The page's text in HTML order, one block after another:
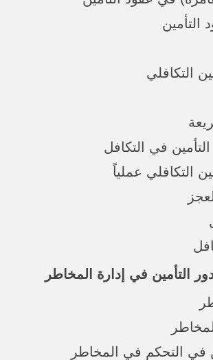
التأمين
التكافلي
في التكافل
التكافلي عملياً
التأمين في إدارة المخاطر
في التحكم في المخاطر